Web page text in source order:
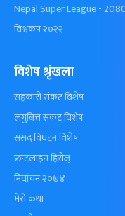
Nepal Super League -
विश्वकप २०२२
विशेष श्रृंखला
सहकारी संकट विशेष
लगुबित्त संकट विशेष
संसद विघटन विशेष
फ्रन्टलाइन हिरोज्
निर्वाचन २०७४
मेरो कथा